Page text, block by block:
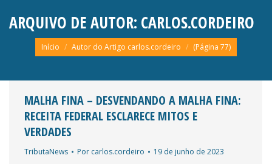
ARQUIVO DE AUTOR: CARLOS.CORDEIRO
Você está aqui:
Início Autor do Artigo carlos.cordeiro (Página 77)
MALHA FINA – DESVENDANDO A MALHA FINA:
RECEITA FEDERAL ESCLARECE MITOS E
VERDADES
TributaNews Por carlos.cordeiro 19 de junho de 2023